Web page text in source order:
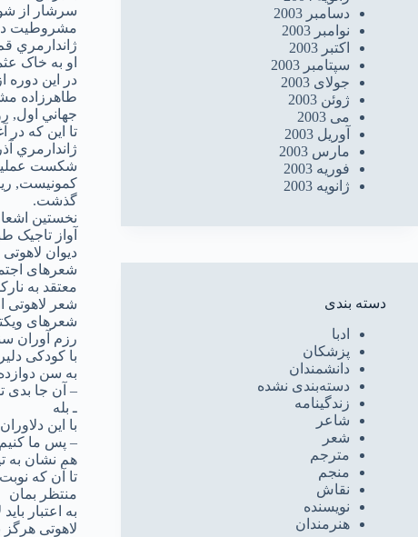
سرشار از
مشروطيت در
ژاندارمري
او به خاک
در اين دوره
طاهرزاده
جهاني اول,
ژاندارمري
شکست
گذشت.
نخستین
آواز
دیوان
شعرهای
معتقد به
شعر لاهوتی
شعرهای ویکتور
رزم آوران
با کودکی دلیر
به سن
– آن جا بدی
ـ بله
با این دلاوران
– پس ما
هم نشان به
تا آن که
منتظر بمان
به اعتبار
لاهوتی
دسامبر 2003
نوامبر 2003
اکتبر 2003
سپتامبر 2003
جولای 2003
ژوئن 2003
می 2003
آوریل 2003
مارس 2003
فوریه 2003
ژانویه 2003
دسته بندی
ادبا
پزشکان
دانشمندان
دسته‌بندی نشده
زندگینامه
شاعر
شعر
مترجم
منجم
نقاش
نویسنده
هنرمندان